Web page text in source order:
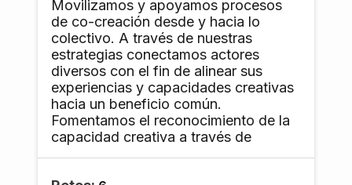
Movilizamos y apoyamos procesos
de co-creación desde y hacia lo
colectivo. A través de nuestras
estrategias conectamos actores
diversos con el fin de alinear sus
experiencias y capacidades creativas
hacia un beneficio común.
Fomentamos el reconocimiento de la
capacidad creativa a través de